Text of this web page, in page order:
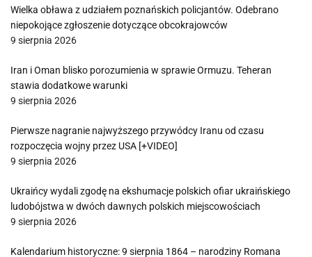
Wielka obława z udziałem poznańskich policjantów. Odebrano
niepokojące zgłoszenie dotyczące obcokrajowców
9 sierpnia 2026
Iran i Oman blisko porozumienia w sprawie Ormuzu. Teheran
stawia dodatkowe warunki
9 sierpnia 2026
Pierwsze nagranie najwyższego przywódcy Iranu od czasu
rozpoczęcia wojny przez USA [+VIDEO]
9 sierpnia 2026
Ukraińcy wydali zgodę na ekshumacje polskich ofiar ukraińskiego
ludobójstwa w dwóch dawnych polskich miejscowościach
9 sierpnia 2026
Kalendarium historyczne: 9 sierpnia 1864 – narodziny Romana